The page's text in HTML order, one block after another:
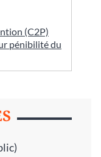
(C2P)
pénibilité du